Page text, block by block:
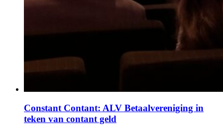
Constant Contant: ALV Betaalvereniging in
teken van contant geld